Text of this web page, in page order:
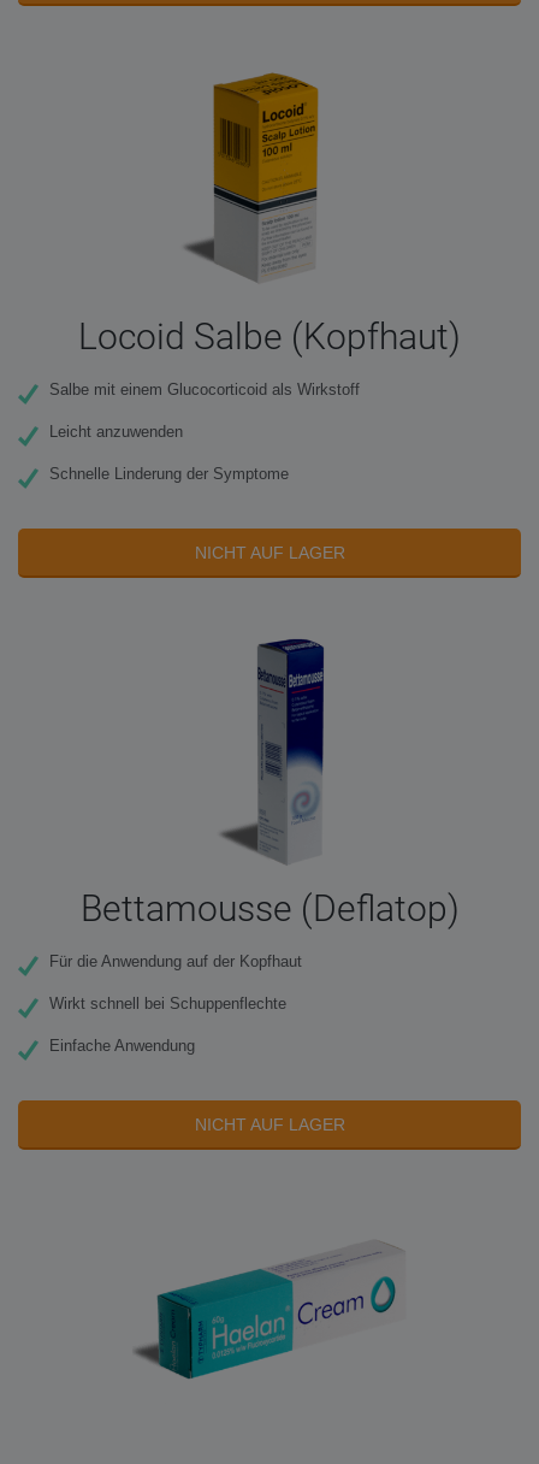
Locoid Salbe (Kopfhaut)
Salbe mit einem Glucocorticoid als Wirkstoff
Leicht anzuwenden
Schnelle Linderung der Symptome
NICHT AUF LAGER
Bettamousse (Deflatop)
Für die Anwendung auf der Kopfhaut
Wirkt schnell bei Schuppenflechte
Einfache Anwendung
NICHT AUF LAGER